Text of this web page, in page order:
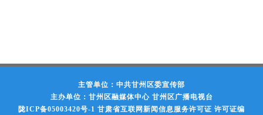
主管单位：中共甘州区委宣传部
主办单位：甘州区融媒体中心 甘州区广播电视台
陇ICP备05003420号-1 甘肃省互联网新闻信息服务许可证 许可证编